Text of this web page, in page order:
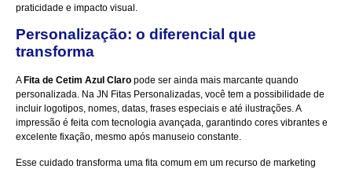
praticidade e impacto visual.
Personalização: o diferencial que
transforma
A Fita de Cetim Azul Claro pode ser ainda mais marcante quando
personalizada. Na JN Fitas Personalizadas, você tem a possibilidade de
incluir logotipos, nomes, datas, frases especiais e até ilustrações. A
impressão é feita com tecnologia avançada, garantindo cores vibrantes e
excelente fixação, mesmo após manuseio constante.
Esse cuidado transforma uma fita comum em um recurso de marketing